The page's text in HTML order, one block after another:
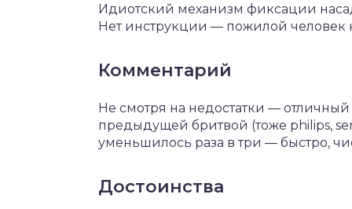
Идиотский механизм фиксации
Нет инструкции — пожилой человек
Комментарий
Не смотря на недостатки —
предыдущей бритвой (тоже philips,
уменьшилось раза в три — быстро,
Достоинства